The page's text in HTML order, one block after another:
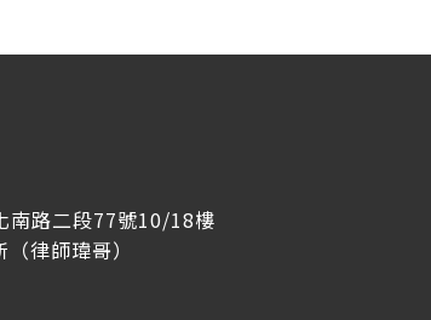
南路二段77號10/18樓
律師瑋哥）